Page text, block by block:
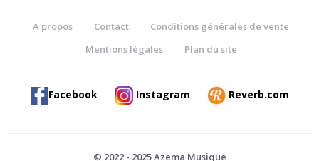
A propos Contact
Conditions générales de vente
Mentions légales
Plan du site
Facebook Instagram Reverb.com
© 2022 - 2025 Azema Musique